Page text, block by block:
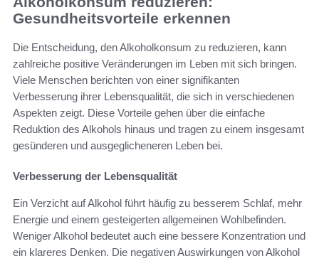
Gesundheitsvorteile erkennen
Die Entscheidung, den Alkoholkonsum zu reduzieren, kann
zahlreiche positive Veränderungen im Leben mit sich bringen.
Viele Menschen berichten von einer signifikanten
Verbesserung ihrer Lebensqualität, die sich in verschiedenen
Aspekten zeigt. Diese Vorteile gehen über die einfache
Reduktion des Alkohols hinaus und tragen zu einem insgesamt
gesünderen und ausgeglicheneren Leben bei.
Verbesserung der Lebensqualität
Ein Verzicht auf Alkohol führt häufig zu besserem Schlaf, mehr
Energie und einem gesteigerten allgemeinen Wohlbefinden.
Weniger Alkohol bedeutet auch eine bessere Konzentration und
ein klareres Denken. Die negativen Auswirkungen von Alkohol